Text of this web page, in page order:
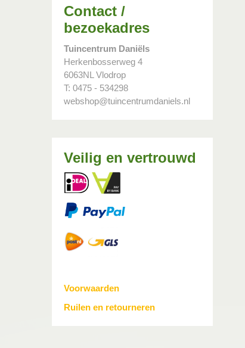
Contact /
bezoekadres
Tuincentrum Daniëls
Herkenbosserweg 4
6063NL Vlodrop
T: 0475 - 534298
webshop@tuincentrumdaniels.nl
Veilig en vertrouwd
Voorwaarden
Ruilen en retourneren